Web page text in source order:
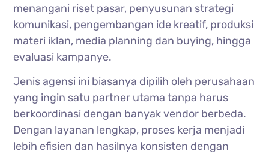
menangani riset pasar, penyusunan strategi
komunikasi, pengembangan ide kreatif, produksi
materi iklan, media planning dan buying, hingga
evaluasi kampanye.
Jenis agensi ini biasanya dipilih oleh perusahaan
yang ingin satu partner utama tanpa harus
berkoordinasi dengan banyak vendor berbeda.
Dengan layanan lengkap, proses kerja menjadi
lebih efisien dan hasilnya konsisten dengan